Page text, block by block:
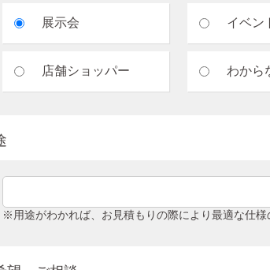
展示会 イベン
店舗ショッパー わから
※用途がわかれば、お見積もりの際により最適な仕様